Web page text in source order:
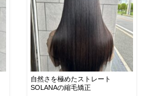
自然さを極めたストレート
SOLANAの縮毛矯正